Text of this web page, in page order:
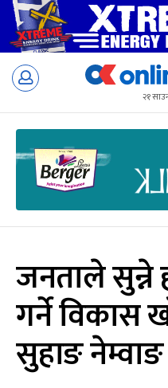
Skip
२१
जनताले सुन्ने
गर्ने विकास
सुहाङ नेम्वाङ